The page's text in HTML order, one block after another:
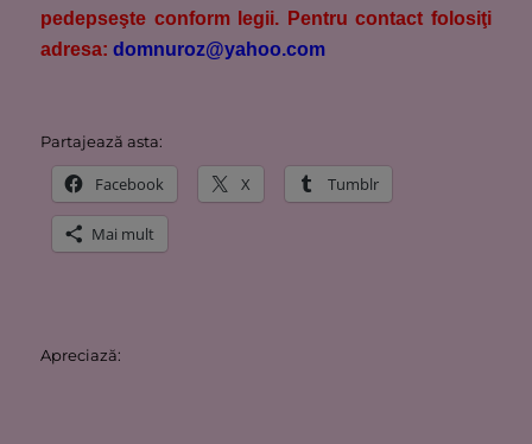
pedepseşte conform legii. Pentru contact folosiţi
adresa: domnuroz@yahoo.com
Partajează asta:
Facebook X Tumblr
Mai mult
Apreciază: